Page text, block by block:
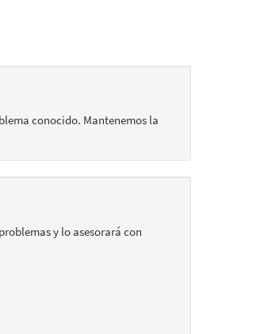
conocido. Mantenemos la
y lo asesorará con